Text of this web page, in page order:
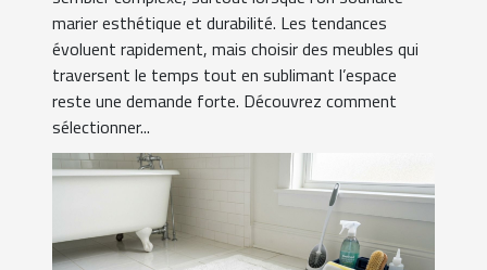
marier esthétique et durabilité. Les tendances
évoluent rapidement, mais choisir des meubles qui
traversent le temps tout en sublimant l’espace
reste une demande forte. Découvrez comment
sélectionner...